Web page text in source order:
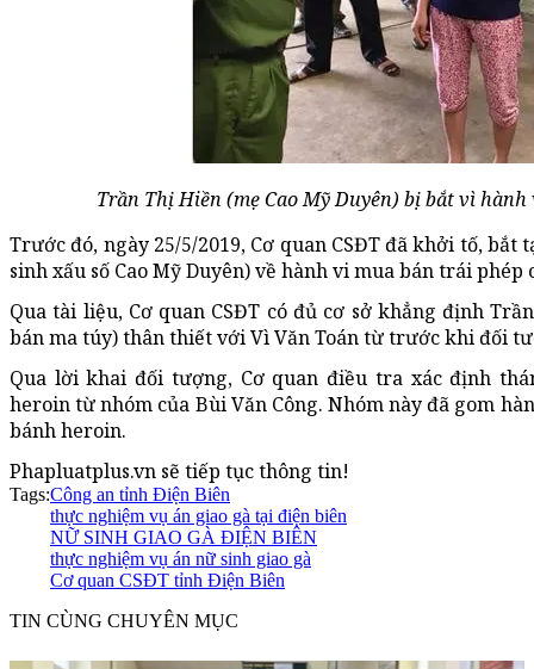
Trần Thị Hiền (mẹ Cao Mỹ Duyên) bị bắt vì
Trước đó, ngày 25/5/2019, Cơ quan CSĐT đã khởi tố,
sinh xấu số Cao Mỹ Duyên) về hành vi mua bán trái phép
Qua tài liệu, Cơ quan CSĐT có đủ cơ sở khẳng định
bán ma túy) thân thiết với Vì Văn Toán từ trước khi đối
Qua lời khai đối tượng, Cơ quan điều tra xác định
heroin từ nhóm của Bùi Văn Công. Nhóm này đã gom
bánh heroin.
Phapluatplus.vn sẽ tiếp tục thông tin!
Tags:Công an tỉnh Điện Biên
thực nghiệm vụ án giao gà tại điện biên
NỮ SINH GIAO GÀ ĐIỆN BIÊN
thực nghiệm vụ án nữ sinh giao gà
Cơ quan CSĐT tỉnh Điện Biên
TIN CÙNG CHUYÊN MỤC